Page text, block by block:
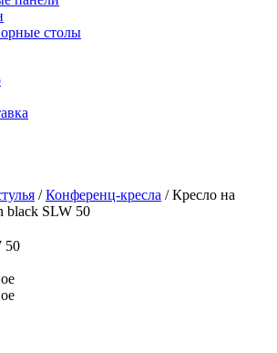
столы
/Конференц-кресла / Кресло на
black SLW 50
50